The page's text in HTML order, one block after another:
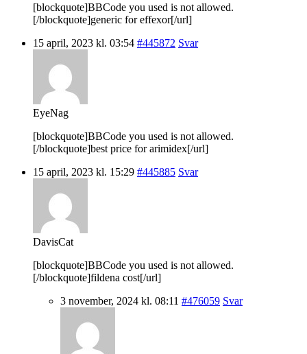
[blockquote]BBCode you used is not allowed.
[/blockquote]generic for effexor[/url]
15 april, 2023 kl. 03:54 #445872 Svar
EyeNag
[blockquote]BBCode you used is not allowed.
[/blockquote]best price for arimidex[/url]
15 april, 2023 kl. 15:29 #445885 Svar
DavisCat
[blockquote]BBCode you used is not allowed.
[/blockquote]fildena cost[/url]
3 november, 2024 kl. 08:11 #476059 Svar